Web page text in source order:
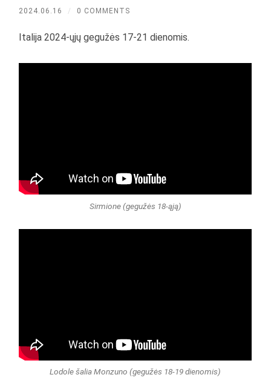
2024.06.16 / 0 COMMENTS
Italija 2024-ųjų gegužės 17-21 dienomis.
Sirmione (gegužės 18-ąją)
Lodole šalia Monzuno (gegužės 18-19 dienomis)